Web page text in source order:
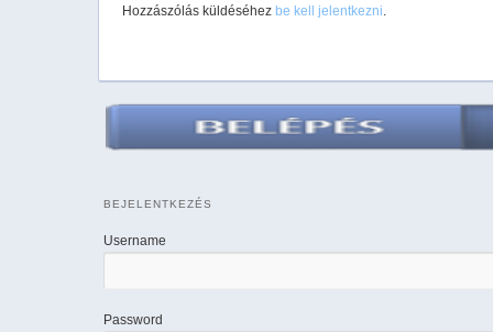
Hozzászólás küldéséhez be kell jelentkezni.
BEJELENTKEZÉS
Username
Password